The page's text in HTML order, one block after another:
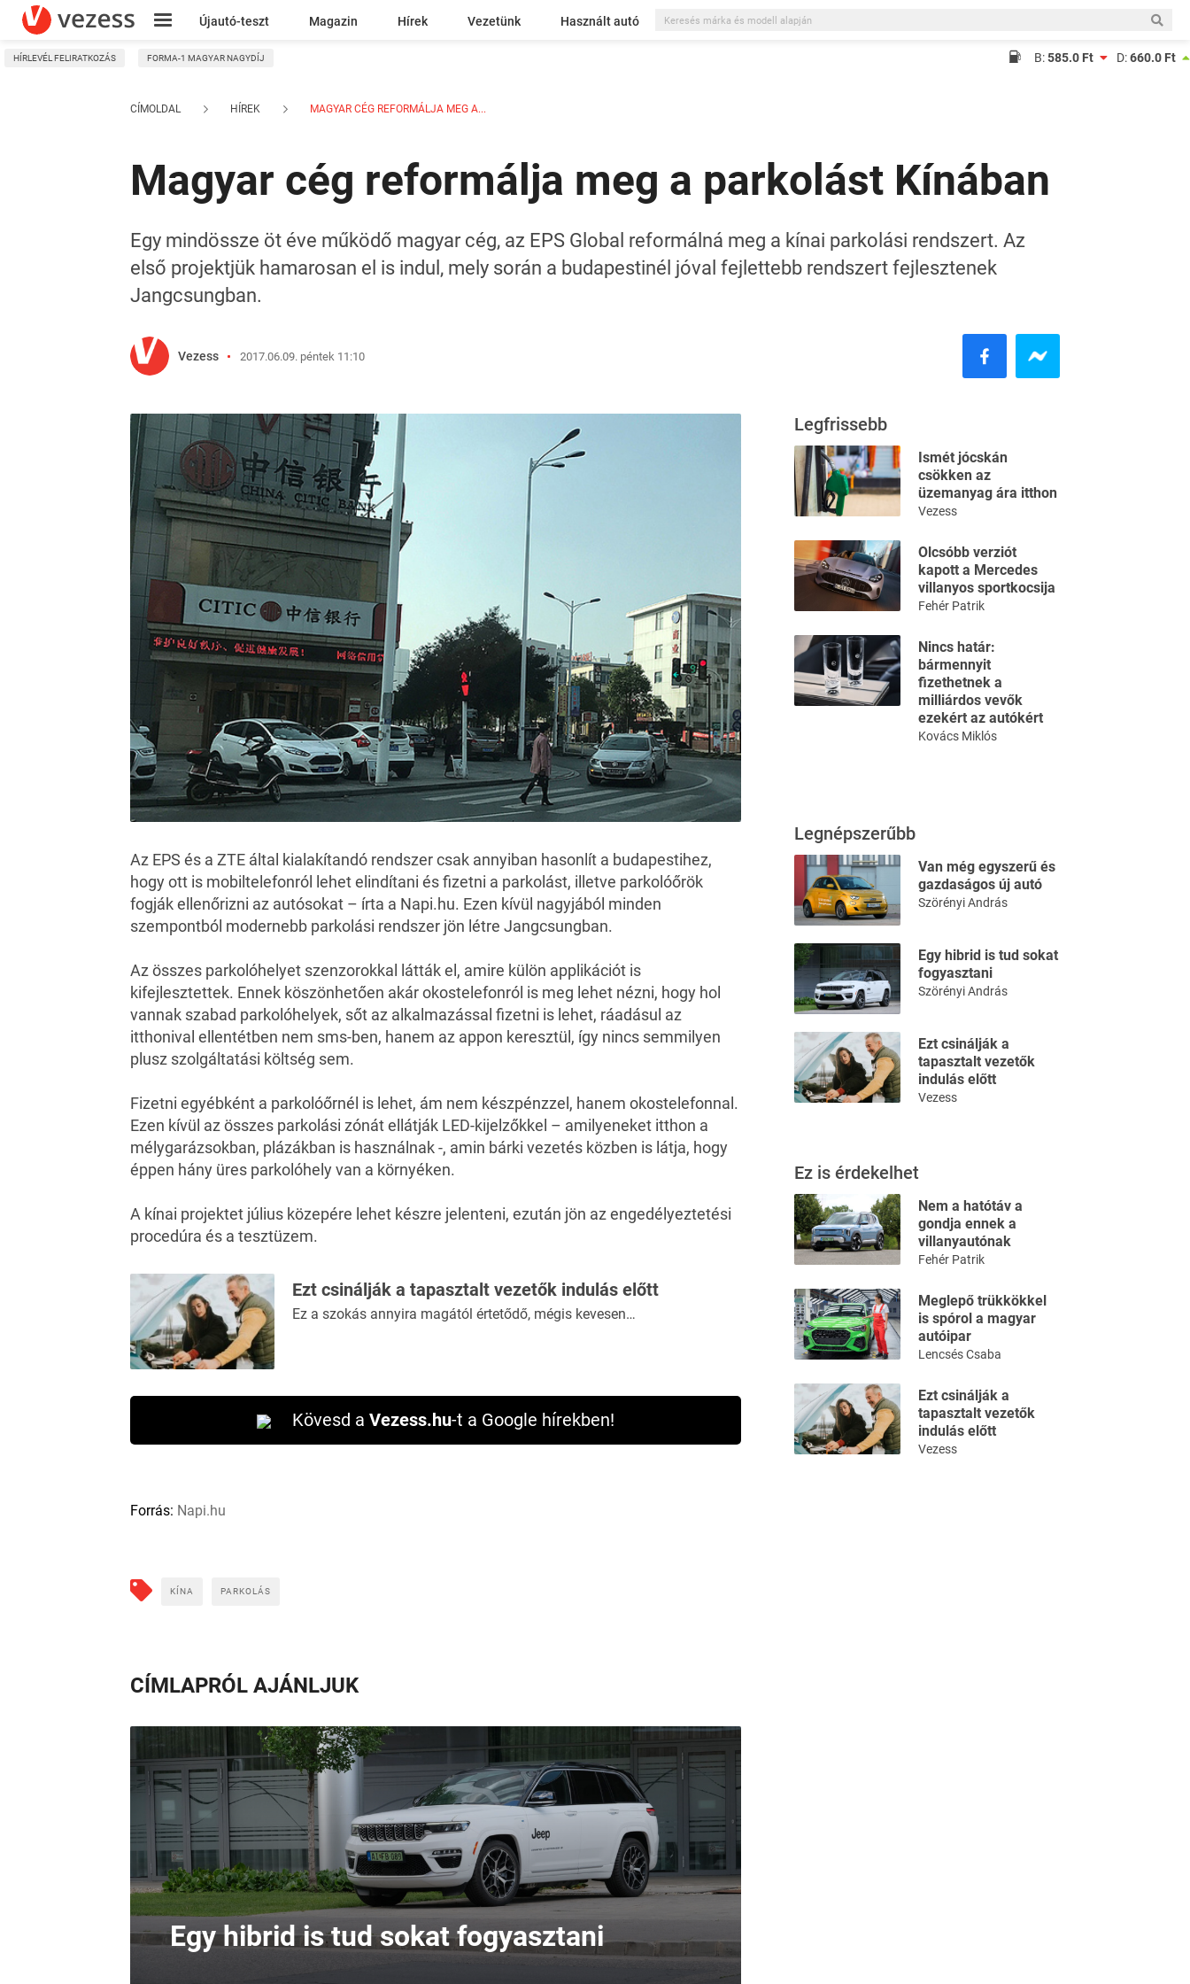
Újautó-teszt Magazin Hírek Vezetünk Használt autó
Kresz
HÍRLEVÉL FELIRATKOZÁS FORMA-1 MAGYAR NAGYDÍJ B:585.0 Ft D:660.0 Ft
CÍMOLDAL HÍREK MAGYAR CÉG REFORMÁLJA MEG A...
Magyar cég reformálja meg a parkolást Kínában
Egy mindössze öt éve működő magyar cég, az EPS Global reformálná meg a kínai parkolási rendszert. Az
első projektjük hamarosan el is indul, mely során a budapestinél jóval fejlettebb rendszert fejlesztenek
Jangcsungban.
Vezess 2017.06.09. péntek 11:10
Az EPS és a ZTE által kialakítandó rendszer csak annyiban hasonlít a budapestihez,
hogy ott is mobiltelefonról lehet elindítani és fizetni a parkolást, illetve parkolóőrök
fogják ellenőrizni az autósokat – írta a Napi.hu. Ezen kívül nagyjából minden
szempontból modernebb parkolási rendszer jön létre Jangcsungban.
Az összes parkolóhelyet szenzorokkal látták el, amire külön applikációt is
kifejlesztettek. Ennek köszönhetően akár okostelefonról is meg lehet nézni, hogy hol
vannak szabad parkolóhelyek, sőt az alkalmazással fizetni is lehet, ráadásul az
itthonival ellentétben nem sms-ben, hanem az appon keresztül, így nincs semmilyen
plusz szolgáltatási költség sem.
Fizetni egyébként a parkolóőrnél is lehet, ám nem készpénzzel, hanem okostelefonnal.
Ezen kívül az összes parkolási zónát ellátják LED-kijelzőkkel – amilyeneket itthon a
mélygarázsokban, plázákban is használnak -, amin bárki vezetés közben is látja, hogy
éppen hány üres parkolóhely van a környéken.
A kínai projektet július közepére lehet készre jelenteni, ezután jön az engedélyeztetési
procedúra és a tesztüzem.
Ezt csinálják a tapasztalt vezetők indulás előtt
Ez a szokás annyira magától értetődő, mégis kevesen…
Kövesd a Vezess.hu-t a Google hírekben!
Forrás: Napi.hu
KÍNA PARKOLÁS
CÍMLAPRÓL AJÁNLJUK
Egy hibrid is tud sokat fogyasztani
Legfrissebb
Ismét jócskán
csökken az
üzemanyag ára itthon
Vezess
Olcsóbb verziót
kapott a Mercedes
villanyos sportkocsija
Fehér Patrik
Nincs határ:
bármennyit
fizethetnek a
milliárdos vevők
ezekért az autókért
Kovács Miklós
Legnépszerűbb
Van még egyszerű és
gazdaságos új autó
Szörényi András
Egy hibrid is tud sokat
fogyasztani
Szörényi András
Ezt csinálják a
tapasztalt vezetők
indulás előtt
Vezess
Ez is érdekelhet
Nem a hatótáv a
gondja ennek a
villanyautónak
Fehér Patrik
Meglepő trükkökkel
is spórol a magyar
autóipar
Lencsés Csaba
Ezt csinálják a
tapasztalt vezetők
indulás előtt
Vezess